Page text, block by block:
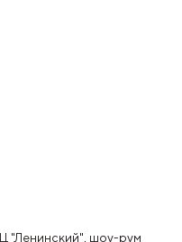
"Ленинский", шоу-рум